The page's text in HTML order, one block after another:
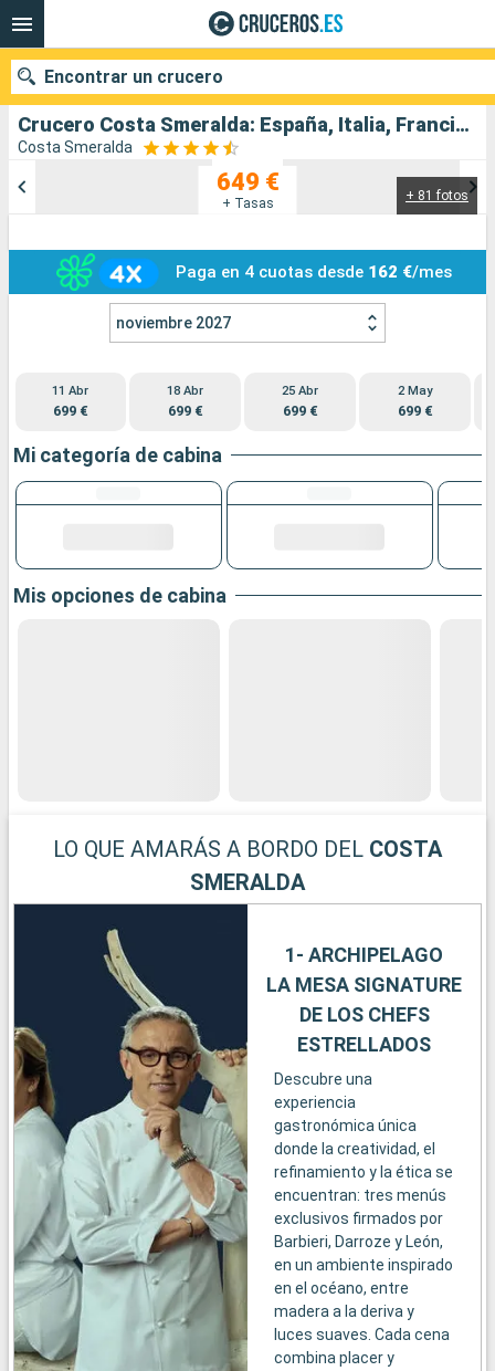
Crucero Costa Smeralda: España, Italia, Francia salida desde Barcelona
Costa Smeralda
+ 81 fotos
649 €
+ Tasas
Paga en 4 cuotas desde 162 €/mes
noviembre 2027
11 Abr
699 €
18 Abr
699 €
25 Abr
699 €
2 May
699 €
Mi categoría de cabina
Mis opciones de cabina
LO QUE AMARÁS A BORDO DEL COSTA
SMERALDA
1- ARCHIPELAGO
LA MESA SIGNATURE
DE LOS CHEFS
ESTRELLADOS
Descubre una
experiencia
gastronómica única
donde la creatividad, el
refinamiento y la ética se
encuentran: tres menús
exclusivos firmados por
Barbieri, Darroze y León,
en un ambiente inspirado
en el océano, entre
madera a la deriva y
luces suaves. Cada cena
combina placer y
Encontrar un crucero
Fecha de salida
Puertos Compañías